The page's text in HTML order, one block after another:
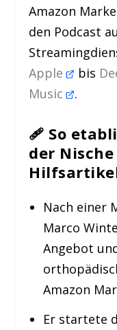
Amazon
den Podcast
Apple
bis
Music .
🩹 So
der
Nach einer
Marco
Angebot
Amazon
Er startete